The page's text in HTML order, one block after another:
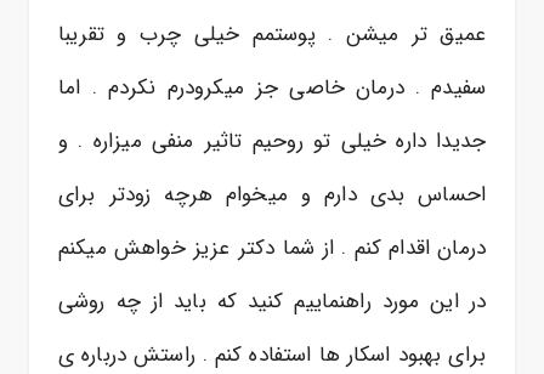
عمیق تر میشن . پوستمم خیلی چرب و تقریبا
سفیدم . درمان خاصی جز میکرودرم نکردم . اما
جدیدا داره خیلی تو روحیم تاثیر منفی میزاره . و
احساس بدی دارم و میخوام هرچه زودتر برای
درمان اقدام کنم . از شما دکتر عزیز خواهش میکنم
در این مورد راهنماییم کنید که باید از چه روشی
برای بهبود اسکار ها استفاده کنم . راستش درباره ی